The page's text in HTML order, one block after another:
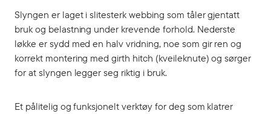
Slyngen er laget i slitesterk webbing som tåler gjentatt
bruk og belastning under krevende forhold. Nederste
løkke er sydd med en halv vridning, noe som gir ren og
korrekt montering med girth hitch (kveileknute) og sørger
for at slyngen legger seg riktig i bruk.
Et pålitelig og funksjonelt verktøy for deg som klatrer